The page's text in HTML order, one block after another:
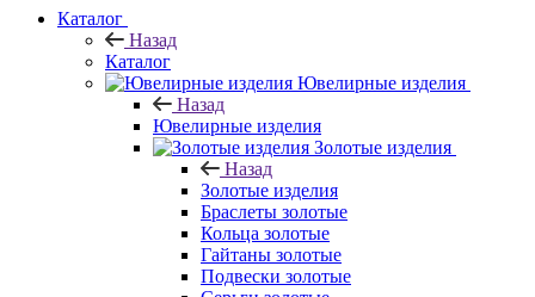
Каталог
Назад
Каталог
Ювелирные изделия
Назад
Ювелирные изделия
Золотые изделия
Назад
Золотые изделия
Браслеты золотые
Кольца золотые
Гайтаны золотые
Подвески золотые